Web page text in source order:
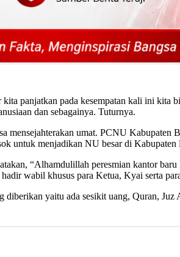
panjatkan pada kesempatan kali ini kita
dan sebagainya. Tuturnya.
umat. PCNU Kabupaten
untuk menjadikan NU besar di
“Alhamdulillah peresmian kantor baru
wabil khusus para Ketua, Kyai serta
yaitu ada sesikit uang, Quran,